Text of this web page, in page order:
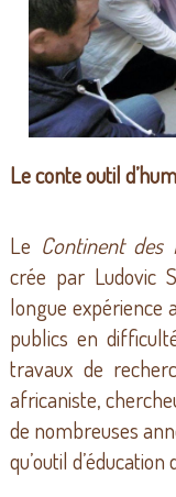
Le conte outil
Le Continent des
crée par Ludovic
longue expérience
publics en
travaux de
africaniste,
de nombreuses
qu’outil